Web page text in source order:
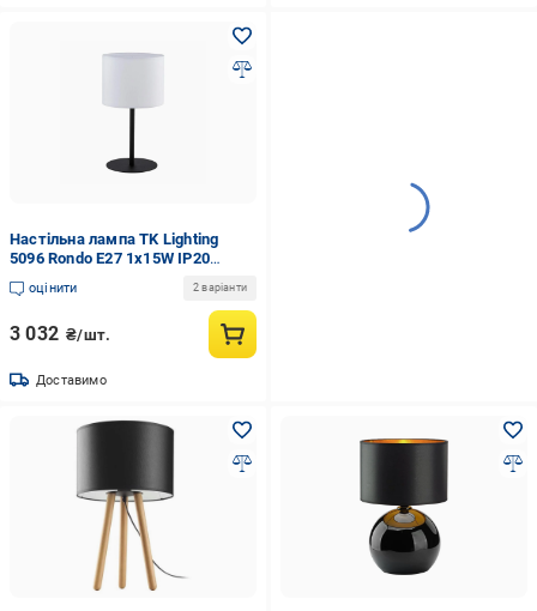
Настільна лампа TK Lighting
5096 Rondo E27 1x15W IP20
(12944981)
оцінити 2 варіанти
3 032 ₴/шт.
Доставимо